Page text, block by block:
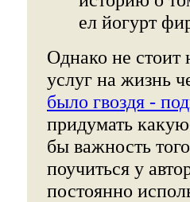
ел йогурт
Однако не стоит
услуг на жизнь
было гвоздя -
придумать
бы важность
поучиться у
постоянно